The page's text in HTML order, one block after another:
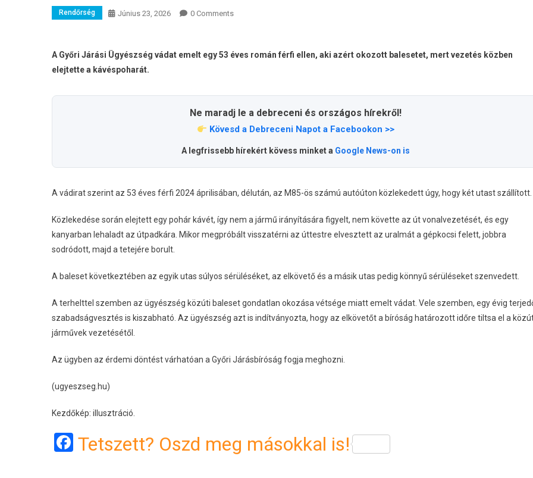
Rendőrség Június 23, 2026 0 Comments
A Győri Járási Ügyészség vádat emelt egy 53 éves román férfi ellen, aki azért okozott balesetet, mert vezetés közben
elejtette a kávéspoharát.
Ne maradj le a debreceni és országos hírekről!
Kövesd a Debreceni Napot a Facebookon >>
A legfrissebb hírekért kövess minket a Google News-on is
A vádirat szerint az 53 éves férfi 2024 áprilisában, délután, az M85-ös számú autóúton közlekedett úgy, hogy két utast szállított.
Közlekedése során elejtett egy pohár kávét, így nem a jármű irányítására figyelt, nem követte az út vonalvezetését, és egy
kanyarban lehaladt az útpadkára. Mikor megpróbált visszatérni az úttestre elvesztett az uralmát a gépkocsi felett, jobbra
sodródott, majd a tetejére borult.
A baleset következtében az egyik utas súlyos sérüléséket, az elkövető és a másik utas pedig könnyű sérüléseket szenvedett.
A terhelttel szemben az ügyészség közúti baleset gondatlan okozása vétsége miatt emelt vádat. Vele szemben, egy évig
szabadságvesztés is kiszabható. Az ügyészség azt is indítványozta, hogy az elkövetőt a bíróság határozott időre tiltsa el a
járművek vezetésétől.
Az ügyben az érdemi döntést várhatóan a Győri Járásbíróság fogja meghozni.
(ugyeszseg.hu)
Kezdőkép: illusztráció.
Facebook
Tetszett? Oszd meg másokkal is!